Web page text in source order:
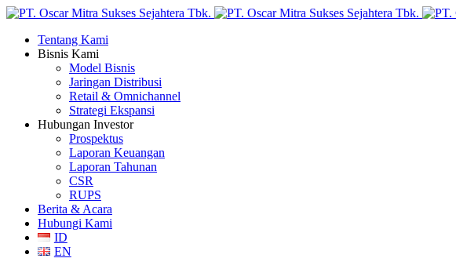
Tentang Kami
Bisnis Kami
Model Bisnis
Jaringan Distribusi
Retail & Omnichannel
Strategi Ekspansi
Hubungan Investor
Prospektus
Laporan Keuangan
Laporan Tahunan
CSR
RUPS
Berita & Acara
Hubungi Kami
ID
EN